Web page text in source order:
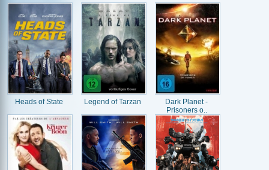
Heads of State Legend of Tarzan
Dark Planet -
Prisoners o..